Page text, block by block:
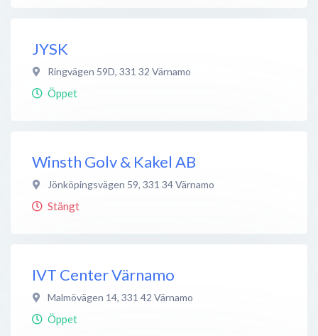
JYSK
Ringvägen 59D, 331 32 Värnamo
Öppet
Winsth Golv & Kakel AB
Jönköpingsvägen 59, 331 34Värnamo
Stängt
IVT Center Värnamo
Malmövägen 14, 331 42 Värnamo
Öppet